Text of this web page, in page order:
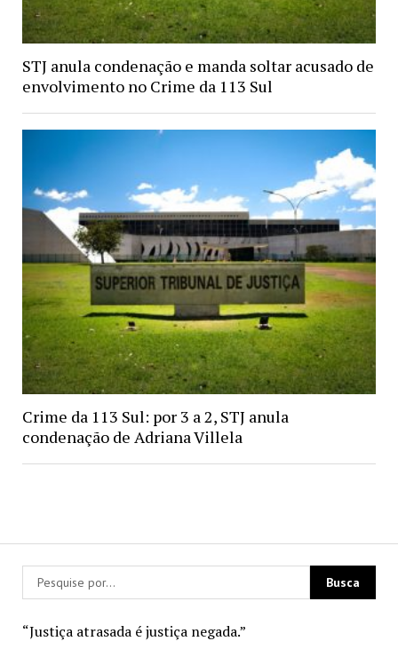
“Justiça atrasada é justiça negada.”
STJ anula condenação e manda soltar acusado de
envolvimento no Crime da 113 Sul
Crime da 113 Sul: por 3 a 2, STJ anula
condenação de Adriana Villela